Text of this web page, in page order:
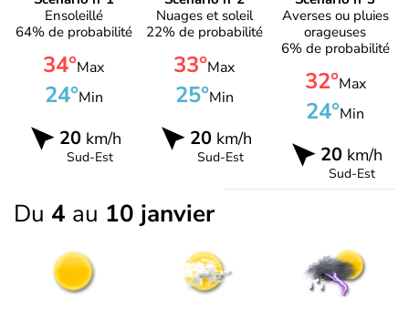
Ensoleillé
64% de probabilité
34°Max
24°Min
20km/h
Sud-Est
Nuages et soleil
22% de probabilité
33°Max
25°Min
20km/h
Sud-Est
Averses ou pluies
orageuses
6% de probabilité
32°Max
24°Min
20 km/h
Sud-Est
Du 4 au 10 janvier